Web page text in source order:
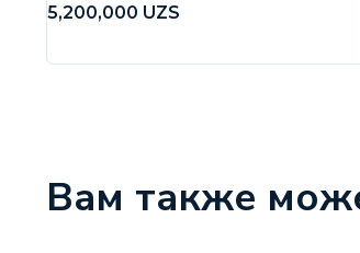
5,200,000 UZS
Вам также